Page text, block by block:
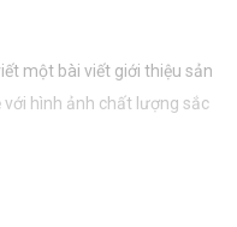
một bài viết giới thiệu sản
với hình ảnh chất lượng sắc